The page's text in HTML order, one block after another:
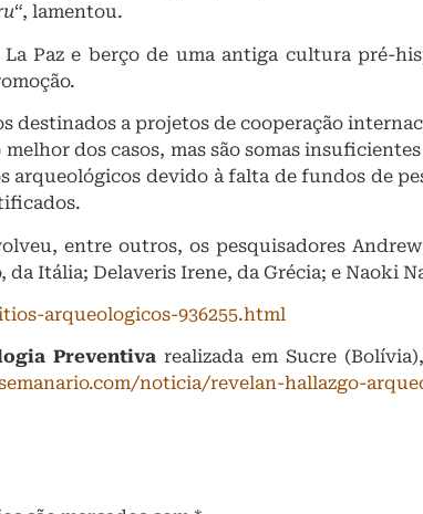
“, lamentou.
Paz e berço de uma antiga cultura pré-
destinados a projetos de cooperação
melhor dos casos, mas são somas
arqueológicos devido à falta de fundos de
entre outros, os pesquisadores
Itália; Delaveris Irene, da Grécia; e Naoki
arqueologicos-936255.html
Preventiva realizada em Sucre
noticia/revelan-hallazgo-